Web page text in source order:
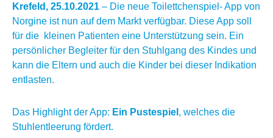
Krefeld, 25.10.2021 – Die neue Toilettchenspiel- App von
Norgine ist nun auf dem Markt verfügbar. Diese App soll
für die kleinen Patienten eine Unterstützung sein. Ein
persönlicher Begleiter für den Stuhlgang des Kindes und
kann die Eltern und auch die Kinder bei dieser Indikation
entlasten.
Das Highlight der App: Ein Pustespiel, welches die
Stuhlentleerung fördert.